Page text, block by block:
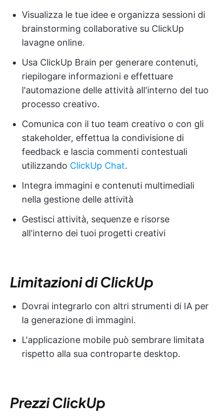
Visualizza le tue idee e organizza sessioni di
brainstorming collaborative su ClickUp
lavagne online.
Usa ClickUp Brain per generare contenuti,
riepilogare informazioni e effettuare
l'automazione delle attività all'interno del tuo
processo creativo.
Comunica con il tuo team creativo o con gli
stakeholder, effettua la condivisione di
feedback e lascia commenti contestuali
utilizzando ClickUp Chat.
Integra immagini e contenuti multimediali
nella gestione delle attività
Gestisci attività, sequenze e risorse
all'interno dei tuoi progetti creativi
Limitazioni di ClickUp
Dovrai integrarlo con altri strumenti di IA per
la generazione di immagini.
L'applicazione mobile può sembrare limitata
rispetto alla sua controparte desktop.
Prezzi ClickUp